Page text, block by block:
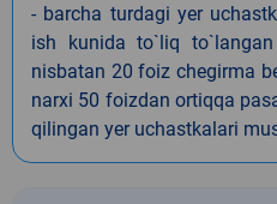
- barcha turdagi yer
ish kunida to`liq
nisbatan 20 foiz chegirma
narxi 50 foizdan ortiqqa
qilingan yer uchastkalari